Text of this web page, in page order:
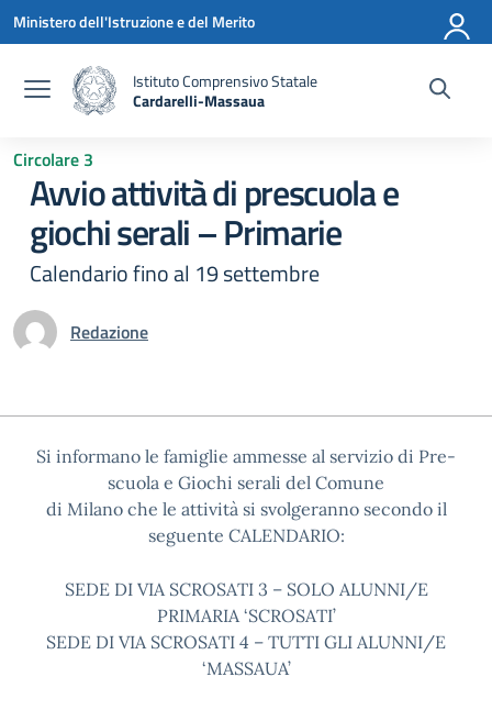
Vai ai contenuti
Vai al menu di navigazione
Vai al footer
Ministero dell'Istruzione e del Merito
Istituto Comprensivo Statale
Cardarelli-Massaua
Circolare 3
Avvio attività di prescuola e
giochi serali – Primarie
Calendario fino al 19 settembre
Redazione
Si informano le famiglie ammesse al servizio di Pre-
scuola e Giochi serali del Comune
di Milano che le attività si svolgeranno secondo il
seguente CALENDARIO:
SEDE DI VIA SCROSATI 3 – SOLO ALUNNI/E
PRIMARIA ‘SCROSATI’
SEDE DI VIA SCROSATI 4 – TUTTI GLI ALUNNI/E
‘MASSAUA’